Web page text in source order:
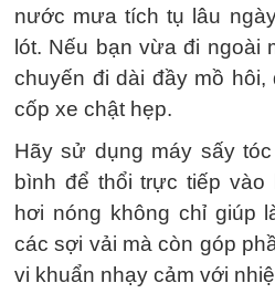
nước mưa tích tụ lâu
lót. Nếu bạn vừa đi ngoài
chuyến đi dài đầy mồ
cốp xe chật hẹp.
Hãy sử dụng máy sấy
bình để thổi trực tiếp vào
hơi nóng không chỉ giúp
các sợi vải mà còn góp
vi khuẩn nhạy cảm với